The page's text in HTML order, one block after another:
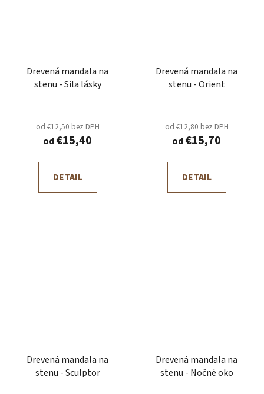
Drevená mandala na
stenu - Sila lásky
od €12,50 bez DPH
od€15,40
DETAIL
Drevená mandala na
stenu - Orient
od €12,80 bez DPH
od€15,70
DETAIL
Drevená mandala na
stenu - Sculptor
Drevená mandala na
stenu - Nočné oko